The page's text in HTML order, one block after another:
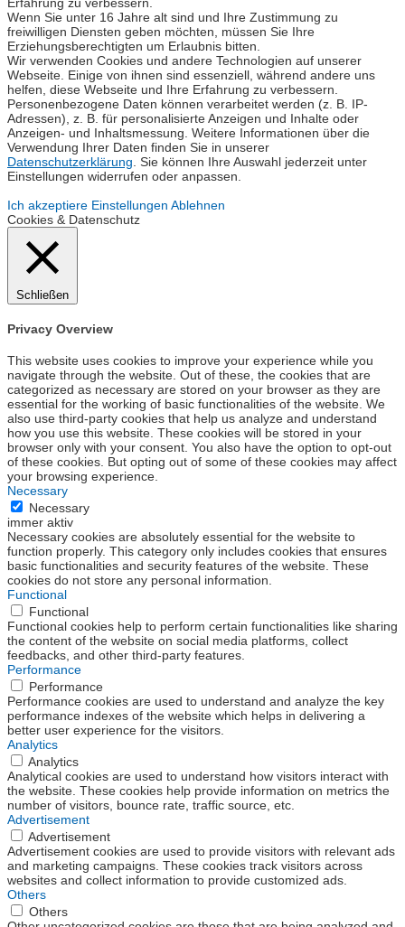
Erfahrung zu verbessern.
Wenn Sie unter 16 Jahre alt sind und Ihre Zustimmung zu
freiwilligen Diensten geben möchten, müssen Sie Ihre
Erziehungsberechtigten um Erlaubnis bitten.
Wir verwenden Cookies und andere Technologien auf unserer
Webseite. Einige von ihnen sind essenziell, während andere uns
helfen, diese Webseite und Ihre Erfahrung zu verbessern.
Personenbezogene Daten können verarbeitet werden (z. B. IP-
Adressen), z. B. für personalisierte Anzeigen und Inhalte oder
Anzeigen- und Inhaltsmessung. Weitere Informationen über die
Verwendung Ihrer Daten finden Sie in unserer
Datenschutzerklärung. Sie können Ihre Auswahl jederzeit unter
Einstellungen widerrufen oder anpassen.
Ich akzeptiere Einstellungen Ablehnen
Cookies & Datenschutz
Schließen
Privacy Overview
This website uses cookies to improve your experience while you
navigate through the website. Out of these, the cookies that are
categorized as necessary are stored on your browser as they are
essential for the working of basic functionalities of the website. We
also use third-party cookies that help us analyze and understand
how you use this website. These cookies will be stored in your
browser only with your consent. You also have the option to opt-out
of these cookies. But opting out of some of these cookies may affect
your browsing experience.
Necessary
Necessary
immer aktiv
Necessary cookies are absolutely essential for the website to
function properly. This category only includes cookies that ensures
basic functionalities and security features of the website. These
cookies do not store any personal information.
Functional
Functional
Functional cookies help to perform certain functionalities like sharing
the content of the website on social media platforms, collect
feedbacks, and other third-party features.
Performance
Performance
Performance cookies are used to understand and analyze the key
performance indexes of the website which helps in delivering a
better user experience for the visitors.
Analytics
Analytics
Analytical cookies are used to understand how visitors interact with
the website. These cookies help provide information on metrics the
number of visitors, bounce rate, traffic source, etc.
Advertisement
Advertisement
Advertisement cookies are used to provide visitors with relevant ads
and marketing campaigns. These cookies track visitors across
websites and collect information to provide customized ads.
Others
Others